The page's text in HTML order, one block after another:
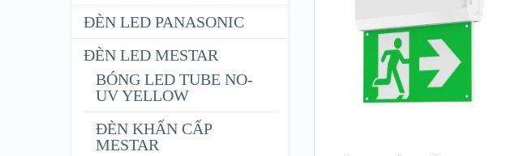
ĐÈN LED PANASONIC
ĐÈN LED MESTAR
BÓNG LED TUBE NO-
UV YELLOW
ĐÈN KHẨN CẤP
MESTAR